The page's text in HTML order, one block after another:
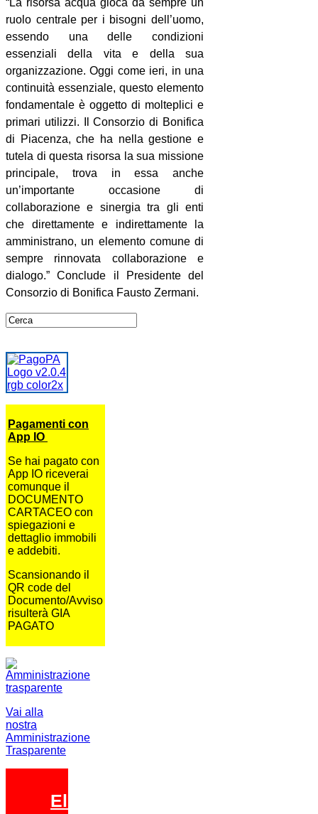
ruolo centrale per i bisogni dell’uomo,
essendo una delle condizioni
essenziali della vita e della sua
organizzazione. Oggi come ieri, in una
continuità essenziale, questo elemento
fondamentale è oggetto di molteplici e
primari utilizzi. Il Consorzio di Bonifica
di Piacenza, che ha nella gestione e
tutela di questa risorsa la sua missione
principale, trova in essa anche
un’importante occasione di
collaborazione e sinergia tra gli enti
che direttamente e indirettamente la
amministrano, un elemento comune di
sempre rinnovata collaborazione e
dialogo.” Conclude il Presidente del
Consorzio di Bonifica Fausto Zermani.
Pagamenti con
App IO
Se hai pagato con
App IO riceverai
comunque il
DOCUMENTO
CARTACEO con
spiegazioni e
dettaglio immobili
e addebiti.
Scansionando il
QR code del
Documento/Avviso
risulterà GIA
PAGATO
Vai alla
nostra
Amministrazione
Trasparente
Elezioni 2026